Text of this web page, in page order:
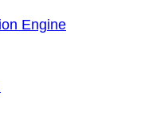
Engine